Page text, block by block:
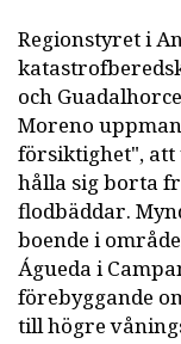
Regionstyret i
och
Moreno
försiktighet", att
hålla sig borta
flodbäddar.
boende i
Águeda i
förebyggande
till högre